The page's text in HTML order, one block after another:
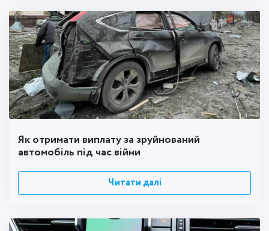
Як отримати виплату за зруйнований
автомобіль під час війни
Читати далі